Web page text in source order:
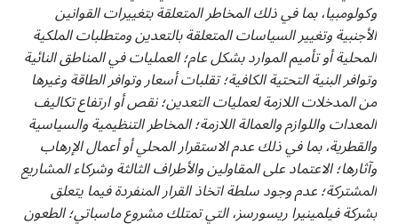
وكولومبيا، بما في ذلك المخاطر المتعلقة بتغييرات القوانين
الأجنبية وتغيير السياسات المتعلقة بالتعدين ومتطلبات الملكية
المحلية أو تأميم الموارد بشكل عام؛ العمليات في المناطق النائية
وتوافر البنية التحتية الكافية؛ تقلبات أسعار وتوافر الطاقة وغيرها
من المدخلات اللازمة لعمليات التعدين؛ نقص أو ارتفاع تكاليف
المعدات واللوازم والعمالة اللازمة؛ المخاطر التنظيمية والسياسية
والقطرية، بما في ذلك عدم الاستقرار المحلي أو أعمال الإرهاب
وآثارها؛ الاعتماد على المقاولين والأطراف الثالثة وشركاء المشاريع
المشتركة؛ عدم وجود سلطة اتخاذ القرار المنفردة فيما يتعلق
بشركة فيلمينيرا ريسورسز، التي تمتلك مشروع ماسباتي؛ الطعون